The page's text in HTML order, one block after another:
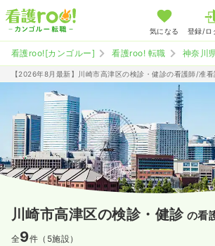
気になる 登録/ロ
看護roo![カンゴルー] 看護roo! 転職 神奈川
【2026年8月最新】川崎市高津区の検診・健診の看護師/准
川崎市高津区の検診・健診 の看
全9件（5施設）